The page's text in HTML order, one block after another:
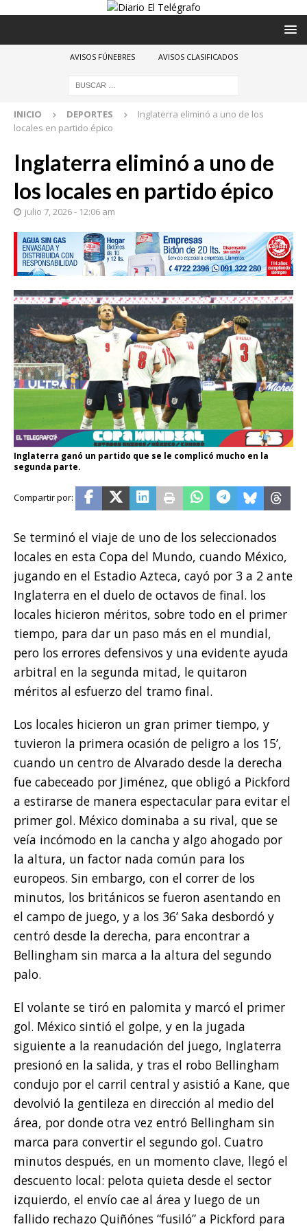
AVISOS FÚNEBRES AVISOS CLASIFICADOS
INICIO DEPORTES
Inglaterra eliminó a uno de los
locales en partido épico
Inglaterra eliminó a uno de
los locales en partido épico
julio 7, 2026 - 12:06 am
Inglaterra ganó un partido que se le complicó mucho en la
segunda parte.
Se terminó el viaje de uno de los seleccionados
locales en esta Copa del Mundo, cuando México,
jugando en el Estadio Azteca, cayó por 3 a 2 ante
Inglaterra en el duelo de octavos de final. los
locales hicieron méritos, sobre todo en el primer
tiempo, para dar un paso más en el mundial,
pero los errores defensivos y una evidente ayuda
arbitral en la segunda mitad, le quitaron
méritos al esfuerzo del tramo final.
Los locales hicieron un gran primer tiempo, y
tuvieron la primera ocasión de peligro a los 15’,
cuando un centro de Alvarado desde la derecha
fue cabeceado por Jiménez, que obligó a Pickford
a estirarse de manera espectacular para evitar el
primer gol. México dominaba a su rival, que se
veía incómodo en la cancha y algo ahogado por
la altura, un factor nada común para los
europeos. Sin embargo, con el correr de los
minutos, los británicos se fueron asentando en
el campo de juego, y a los 36’ Saka desbordó y
centró desde la derecha, para encontrar a
Bellingham sin marca a la altura del segundo
palo.
El volante se tiró en palomita y marcó el primer
gol. México sintió el golpe, y en la jugada
siguiente a la reanudación del juego, Inglaterra
presionó en la salida, y tras el robo Bellingham
condujo por el carril central y asistió a Kane, que
devolvió la gentileza en dirección al medio del
área, por donde otra vez entró Bellingham sin
marca para convertir el segundo gol. Cuatro
minutos después, en un momento clave, llegó el
descuento local: pelota quieta desde el sector
izquierdo, el envío cae al área y luego de un
fallido rechazo Quiñónes “fusiló” a Pickford para